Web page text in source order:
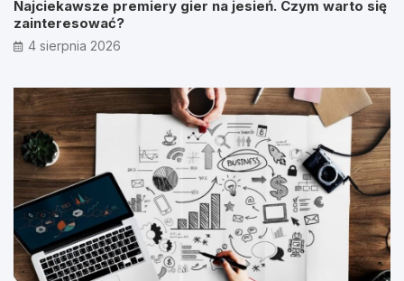
Najciekawsze premiery gier na jesień. Czym warto się
zainteresować?
4 sierpnia 2026